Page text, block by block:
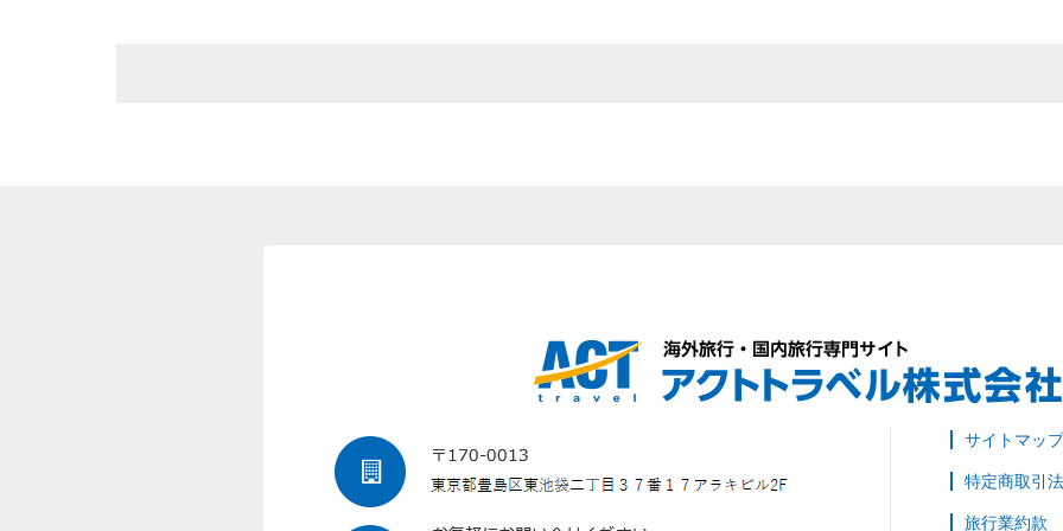
サイトマップ
特定商取引
旅行業約款